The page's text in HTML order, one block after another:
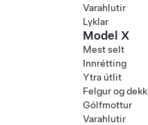
Varahlutir
Lyklar
Model X
Mest selt
Innrétting
Ytra útlit
Felgur og dekk
Gólfmottur
Varahlutir